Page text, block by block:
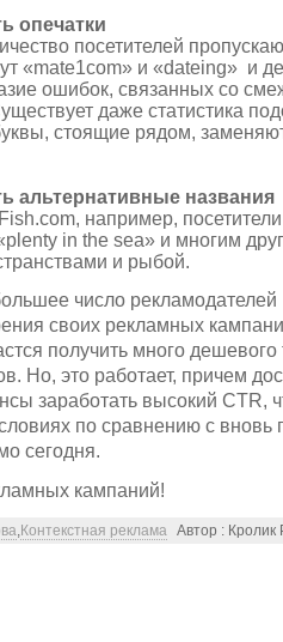
опечатки
посетителей
«mate1com» и «dateing» и
ошибок, связанных со
даже статистика
стоящие рядом,
альтернативные названия
например,
in the sea» и многим
и рыбой.
число рекламодателей
своих рекламных
получить много
Но, это работает, причем
заработать высокий CTR,
по сравнению с
сегодня.
кампаний!
,Контекстная реклама Автор : Кролик